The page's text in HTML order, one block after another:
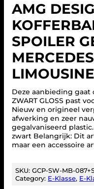
AMG
SPOILER
LIMOUSINE
Deze aanbieding gaat
ZWART GLOSS past
Nieuw en origineel
afwerking en zeer
gegalvaniseerd
zwart Belangrijk: Dit
maar een accessoire
SKU: GCP-SW-MB-
Category: E-Klasse, E-